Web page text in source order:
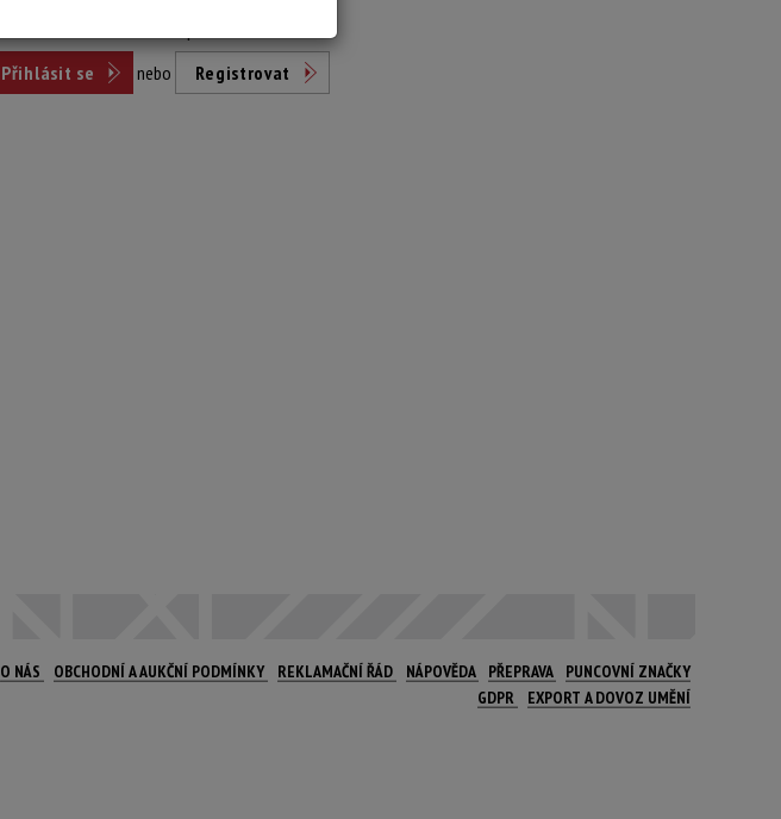
Přihlásit se
nebo Registrovat
O NÁS OBCHODNÍ A AUKČNÍ PODMÍNKY REKLAMAČNÍ ŘÁD NÁPOVĚDA PŘEPRAVA
PUNCOVNÍ ZNAČKY
GDPR
EXPORT A DOVOZ UMĚNÍ